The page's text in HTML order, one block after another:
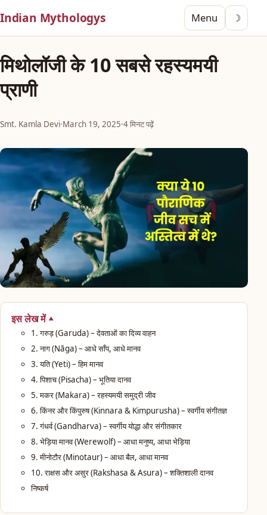
Indian Mythologys Menu ☽
मिथोलॉजी के 10 सबसे रहस्यमयी
प्राणी
Smt. Kamla Devi·March 19, 2025·4 मिनट पढ़ें
इस लेख में
1. गरुड़ (Garuda) – देवताओं का दिव्य वाहन
2. नाग (Nāga) – आधे साँप, आधे मानव
3. यति (Yeti) – हिम मानव
4. पिशाच (Pisacha) – भूतिया दानव
5. मकर (Makara) – रहस्यमयी समुद्री जीव
6. किंनर और किंपुरुष (Kinnara & Kimpurusha) – स्वर्गीय संगीतज्ञ
7. गंधर्व (Gandharva) – स्वर्गीय योद्धा और संगीतकार
8. भेड़िया मानव (Werewolf) – आधा मनुष्य, आधा भेड़िया
9. मीनोटौर (Minotaur) – आधा बैल, आधा मानव
10. राक्षस और असुर (Rakshasa & Asura) – शक्तिशाली दानव
निष्कर्ष